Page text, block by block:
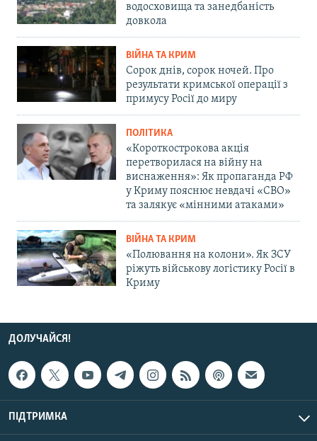
водосховища та занедбаність
довкола
ВІЙНА ТА КРИМ
Сорок днів, сорок ночей. Про
результати кримської операції з
примусу Росії до миру
ПОЛІТИКА
«Короткострокова акція
перетворилася на війну на
виснаження»: Як пропаганда РФ
у Криму пояснює невдачі «СВО»
та залякує «мінними атаками»
ВІЙНА ТА КРИМ
«Полювання на колони». Як ЗСУ
ріжуть військову логістику Росії в
Криму
ДОЛУЧАЙСЯ!
ПІДТРИМКА